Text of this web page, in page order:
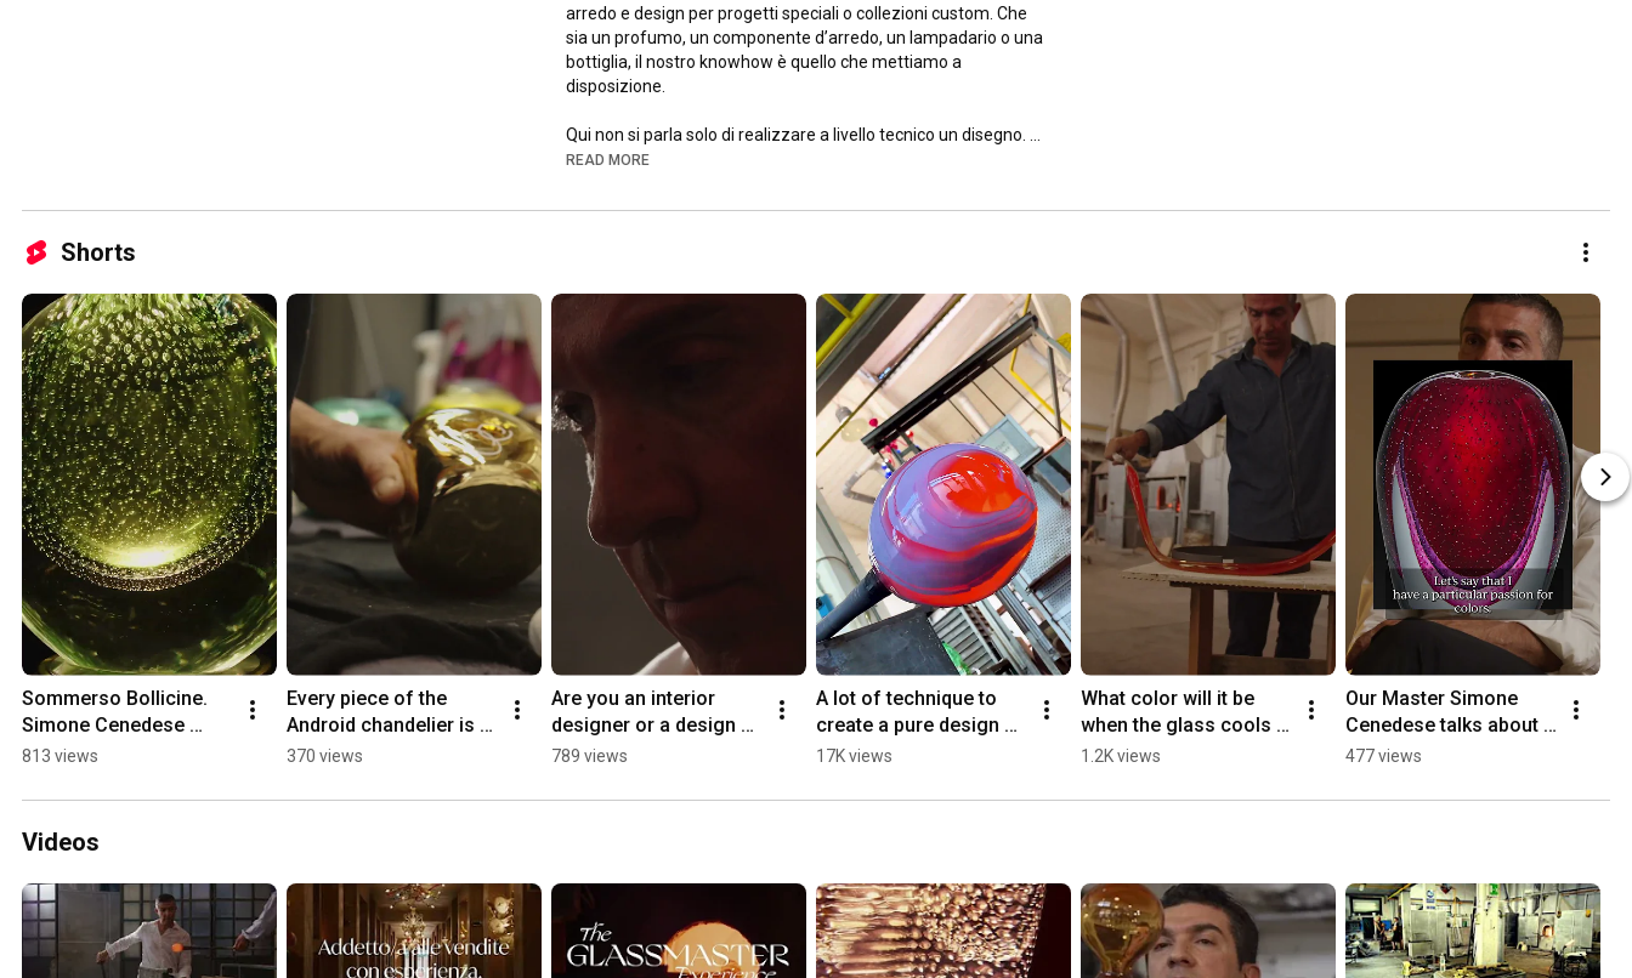
arredo e design per progetti speciali o collezioni custom. Che
sia un profumo, un componente d’arredo, un lampadario o una
bottiglia, il nostro knowhow è quello che mettiamo a
disposizione.
Qui non si parla solo di realizzare a livello tecnico un disegno.
Serve una spiccata attitudine estetica, artistica, per
nostro lavoro, studiare il materiale, prototipizzare, trovare dei
loro idee e di trasformarle in un oggetto finito e perfetto.
READ MORE
Shorts
Sommerso Bollicine.
Simone Cenedese
Murano
813 views
Every piece of the
Android chandelier is
visually inspected to
imperfections.
370 views
Are you an interior
designer or a design
firm? Simone
789 views
A lot of technique to
create a pure design
object. Simone
17K views
What color will it be
when the glass cools
down? Simone
1.2K views
Our Master Simone
Cenedese talks about
his passion of Murano
477 views
Videos